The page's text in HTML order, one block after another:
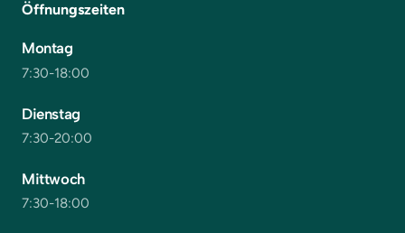
Öffnungszeiten
Montag
7:30-18:00
Dienstag
7:30-20:00
Mittwoch
7:30-18:00